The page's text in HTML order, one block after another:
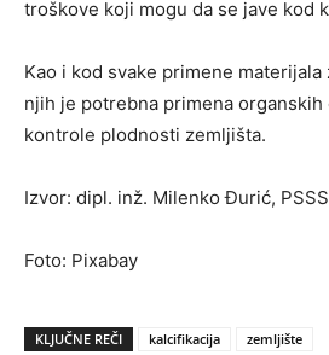
troškove koji mogu da se jave kod
Kao i kod svake primene
njih je potrebna primena organskih
kontrole plodnosti zemljišta.
Izvor: dipl. inž. Milenko Đurić,
Foto: Pixabay
KLJUČNE REČI kalcifikacija zemljište